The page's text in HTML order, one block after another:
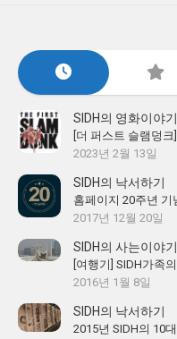
SIDH의 영화이야기
[더 퍼스트 슬램덩
2023년 2월 13일
SIDH의 낙서하기
홈페이지 20주년 기
2017년 12월 20일
SIDH의 사는이야기
[여행기] SIDH가족
2016년 1월 8일
SIDH의 낙서하기
2015년 SIDH의 10